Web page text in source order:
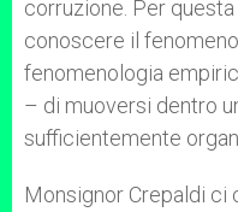
corruzione. Per
conoscere il
fenomenologia
– di muoversi dentro
sufficientemente
Monsignor Crepaldi